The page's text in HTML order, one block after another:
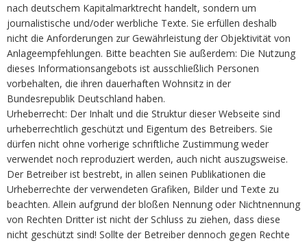
nach deutschem Kapitalmarktrecht handelt, sondern um
journalistische und/oder werbliche Texte. Sie erfüllen deshalb
nicht die Anforderungen zur Gewährleistung der Objektivität von
Anlageempfehlungen. Bitte beachten Sie außerdem: Die Nutzung
dieses Informationsangebots ist ausschließlich Personen
vorbehalten, die ihren dauerhaften Wohnsitz in der
Bundesrepublik Deutschland haben.
Urheberrecht: Der Inhalt und die Struktur dieser Webseite sind
urheberrechtlich geschützt und Eigentum des Betreibers. Sie
dürfen nicht ohne vorherige schriftliche Zustimmung weder
verwendet noch reproduziert werden, auch nicht auszugsweise.
Der Betreiber ist bestrebt, in allen seinen Publikationen die
Urheberrechte der verwendeten Grafiken, Bilder und Texte zu
beachten. Allein aufgrund der bloßen Nennung oder Nichtnennung
von Rechten Dritter ist nicht der Schluss zu ziehen, dass diese
nicht geschützt sind! Sollte der Betreiber dennoch gegen Rechte